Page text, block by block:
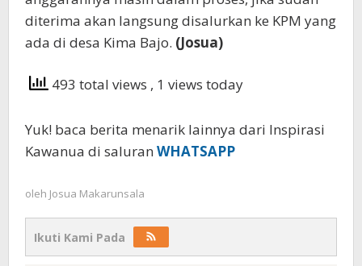
diterima akan langsung disalurkan ke KPM yang
ada di desa Kima Bajo. (Josua)
493 total views , 1 views today
Yuk! baca berita menarik lainnya dari Inspirasi
Kawanua di saluran WHATSAPP
oleh Josua Makarunsala
Ikuti Kami Pada